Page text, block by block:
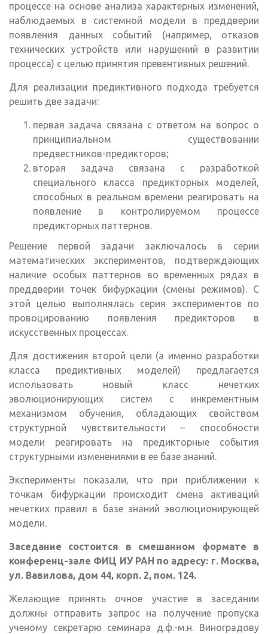
процессе на основе анализа характерных изменений,
наблюдаемых в системной модели в преддверии
появления данных событий (например, отказов
технических устройств или нарушений в развитии
процесса) с целью принятия превентивных решений.
Для реализации предиктивного подхода требуется
решить две задачи:
первая задача связана с ответом на вопрос о
принципиальном существовании
предвестников-предикторов;
вторая задача связана с разработкой
специального класса предикторных моделей,
способных в реальном времени реагировать на
появление в контролируемом процессе
предикторных паттернов.
Решение первой задачи заключалось в серии
математических экспериментов, подтверждающих
наличие особых паттернов во временных рядах в
преддверии точек бифуркации (смены режимов). С
этой целью выполнялась серия экспериментов по
провоцированию появления предикторов в
искусственных процессах.
Для достижения второй цели (а именно разработки
класса предиктивных моделей) предлагается
использовать новый класс нечетких
эволюционирующих систем с инкрементным
механизмом обучения, обладающих свойством
структурной чувствительности – способности
модели реагировать на предикторные события
структурными изменениями в ее базе знаний.
Эксперименты показали, что при приближении к
точкам бифуркации происходит смена активаций
нечетких правил в базе знаний эволюционирующей
модели.
Заседание состоится в смешанном формате в
конференц-зале ФИЦ ИУ РАН по адресу: г. Москва,
ул. Вавилова, дом 44, корп. 2, пом. 124.
Желающие принять очное участие в заседании
должны отправить запрос на получение пропуска
ученому секретарю семинара д.ф.-м.н. Виноградову